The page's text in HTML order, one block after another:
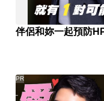
伴侶和妳一起預防
PR